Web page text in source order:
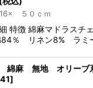
５０ｃｍ
特徴 綿麻マドラスチ
84％ リネン8% ラミ
綿麻 無地 オリーブ
]